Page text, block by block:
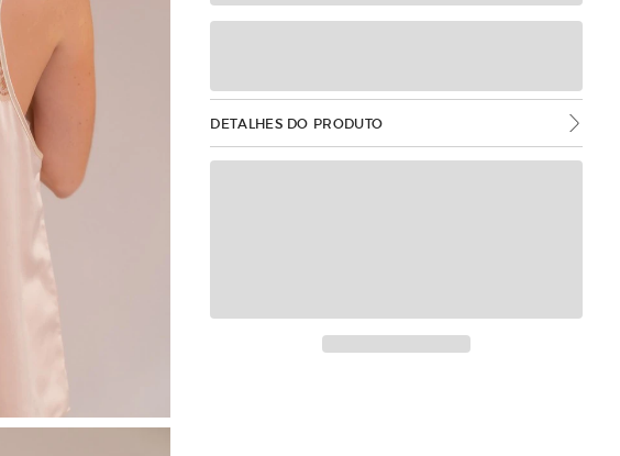
DETALHES DO PRODUTO